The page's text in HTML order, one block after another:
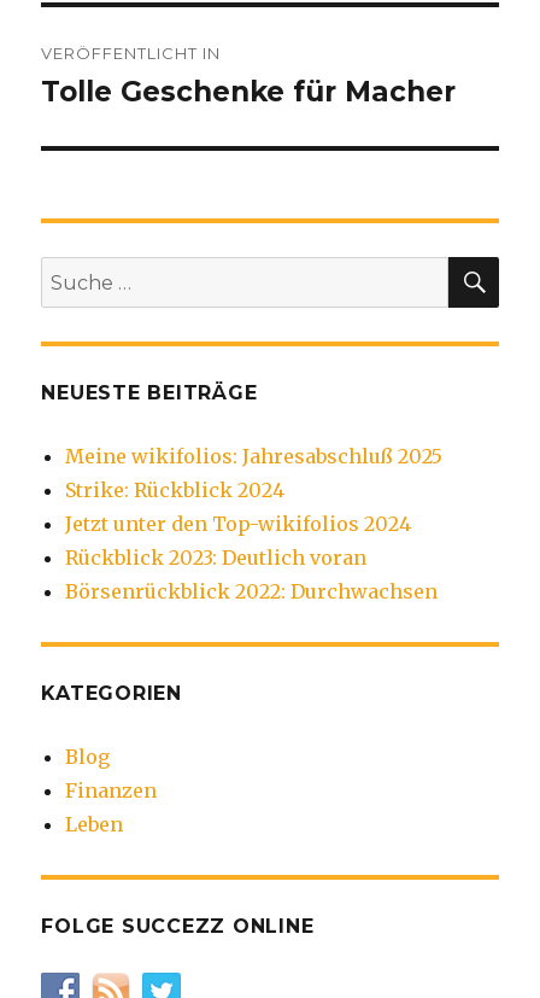
VERÖFFENTLICHT IN
Tolle Geschenke für Macher
Suche
nach:
NEUESTE BEITRÄGE
Meine wikifolios: Jahresabschluß 2025
Strike: Rückblick 2024
Jetzt unter den Top-wikifolios 2024
Rückblick 2023: Deutlich voran
Börsenrückblick 2022: Durchwachsen
KATEGORIEN
Blog
Finanzen
Leben
FOLGE SUCCEZZ ONLINE